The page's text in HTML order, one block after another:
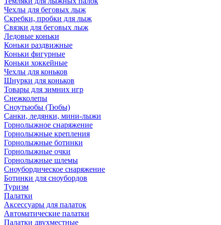
Чехлы для беговых лыж
Скребки, пробки для лыж
Связки для беговых лыж
Ледовые коньки
Коньки раздвижные
Коньки фигурные
Коньки хоккейные
Чехлы для коньков
Шнурки для коньков
Товары для зимних игр
Снежколепы
Сноутьюбы (Тюбы)
Санки, ледянки, мини-лыжи
Горнолыжное снаряжение
Горнолыжные крепления
Горнолыжные ботинки
Горнолыжные очки
Горнолыжные шлемы
Сноубордическое снаряжение
Ботинки для сноубордов
Туризм
Палатки
Аксессуары для палаток
Автоматические палатки
Палатки двухместные